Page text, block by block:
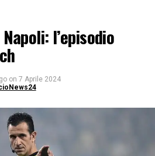
l’episodio
on 7 Aprile 2024